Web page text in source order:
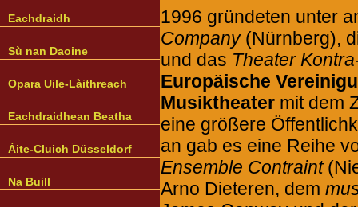
Eachdraidh
Sù nan Daoine
Opara Uile-Làithreach
Eachdraidhean Beatha
Àite-Cluich Düsseldorf
Na Buill
1996 gründeten unter
Company(Nürnberg),
und das Theater
Europäische
Musiktheater mit dem
eine größere
an gab es eine Reihe
Ensemble Contraint
Arno Dieteren, dem